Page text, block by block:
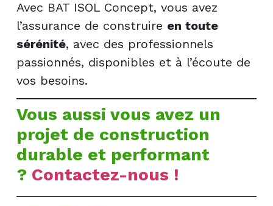
Avec BAT ISOL Concept, vous avez
l’assurance de construire en toute
sérénité, avec des professionnels
passionnés, disponibles et à l’écoute de
vos besoins.
Vous aussi vous avez un
projet de construction
durable et performant
? Contactez-nous !